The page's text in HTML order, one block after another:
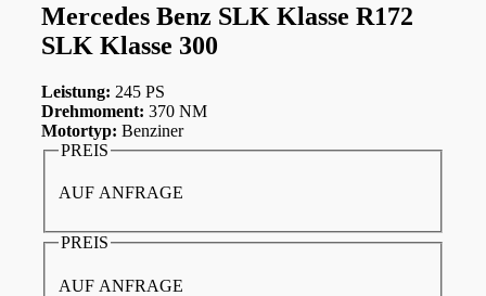
Mercedes Benz SLK Klasse R172
SLK Klasse 300
Leistung: 245 PS
Drehmoment: 370 NM
Motortyp: Benziner
PREIS
AUF ANFRAGE
PREIS
AUF ANFRAGE